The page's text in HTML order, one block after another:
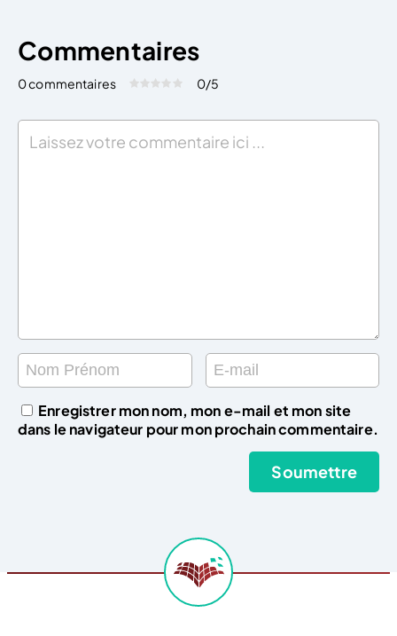
Commentaires
0 commentaires Évaluez cet article:
0/5
Enregistrer mon nom, mon e-mail et mon site
dans le navigateur pour mon prochain commentaire.